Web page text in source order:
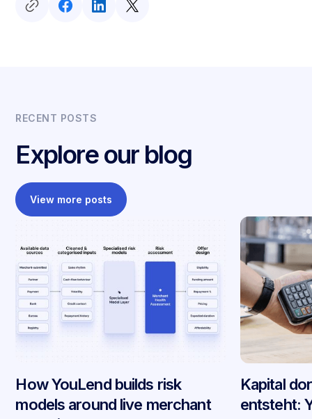
RECENT POSTS
Explore our blog
View more posts
How YouLend builds risk
models around live merchant
Kapital
entsteht: